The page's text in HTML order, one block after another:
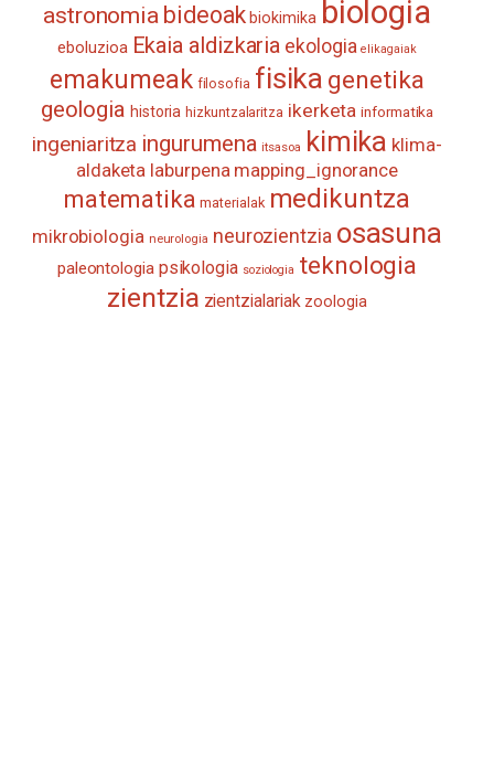
astronomia bideoak biokimika biologia
eboluzioa Ekaia aldizkaria ekologia elikagaiak
emakumeak filosofia fisika genetika
geologia historia hizkuntzalaritza ikerketa informatika
ingeniaritza ingurumena itsasoa kimika klima-
aldaketa laburpena mapping_ignorance
matematika materialak medikuntza
mikrobiologia neurologia neurozientzia osasuna
paleontologia psikologia soziologia teknologia
zientzia zientzialariak zoologia